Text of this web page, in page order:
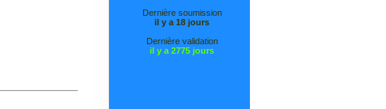
Dernière soumission
il y a 18 jours
Dernière validation
il y a 2775 jours